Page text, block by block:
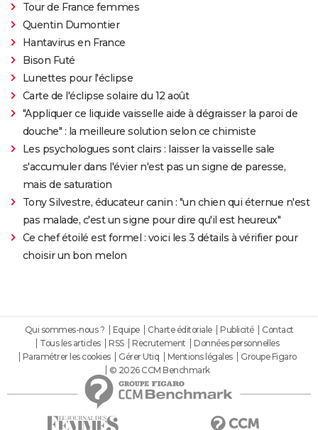
Tour de France femmes
Quentin Dumontier
Hantavirus en France
Bison Futé
Lunettes pour l'éclipse
Carte de l'éclipse solaire du 12 août
"Appliquer ce liquide vaisselle aide à dégraisser la paroi de
douche" : la meilleure solution selon ce chimiste
Les psychologues sont clairs : laisser la vaisselle sale
s'accumuler dans l'évier n'est pas un signe de paresse,
mais de saturation
Tony Silvestre, éducateur canin : "un chien qui éternue n'est
pas malade, c'est un signe pour dire qu'il est heureux"
Ce chef étoilé est formel : voici les 3 détails à vérifier pour
choisir un bon melon
Qui sommes-nous ? Equipe Charte éditoriale Publicité
Contact
Tous les articles
RSS Recrutement
Données personnelles
Paramétrer les cookies
Gérer Utiq Mentions légales
Groupe Figaro
© 2026 CCM Benchmark